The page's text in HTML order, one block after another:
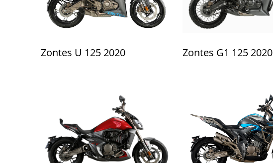
Zontes U 125 2020 Zontes G1 125 2020